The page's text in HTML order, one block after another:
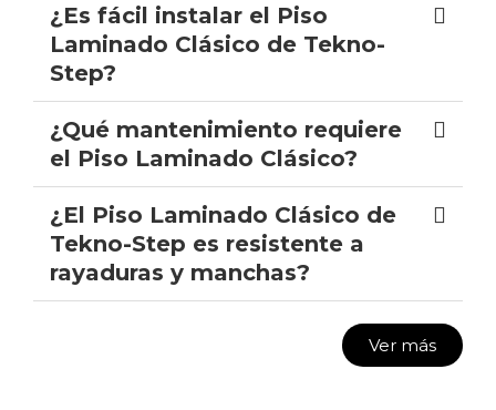
¿Es fácil instalar el Piso
Laminado Clásico de Tekno-
Step?
¿Qué mantenimiento requiere
el Piso Laminado Clásico?
¿El Piso Laminado Clásico de
Tekno-Step es resistente a
rayaduras y manchas?
Ver más